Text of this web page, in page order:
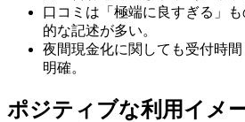
口コミは「極端に良すぎる」
的な記述が多い。
夜間現金化に関しても受付時
明確。
ポジティブな利用イメ